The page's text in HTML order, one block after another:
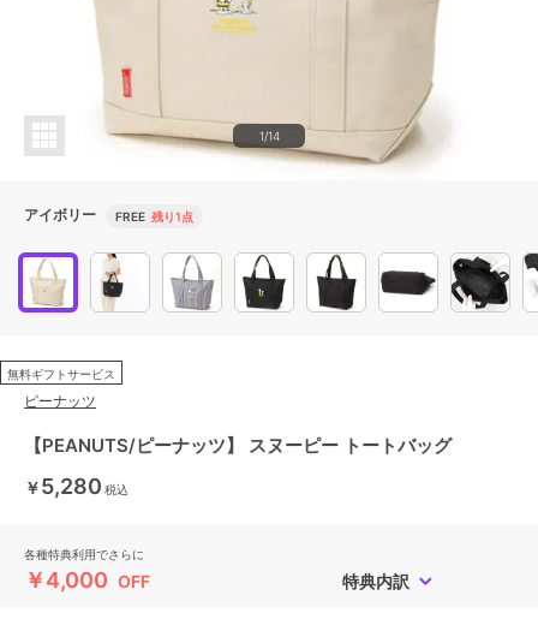
1/14
アイボリー FREE 残り1点
無料ギフトサービス
ピーナッツ
【PEANUTS/ピーナッツ】 スヌーピー トートバッグ
￥5,280 税込
各種特典利用でさらに
￥4,000 OFF 特典内訳